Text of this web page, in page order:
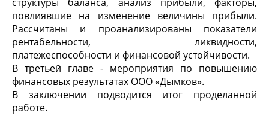
повлиявшие на изменение величины прибыли.
Рассчитаны и проанализированы показатели
рентабельности, ликвидности,
платежеспособности и финансовой устойчивости.
В третьей главе - мероприятия по повышению
финансовых результатах ООО «Дымков».
В заключении подводится итог проделанной
работе.